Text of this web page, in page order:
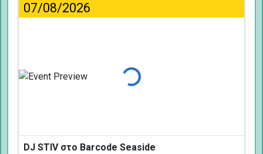
07/08/2026
Φόρτωση...
DJ STIV στο Barcode Seaside